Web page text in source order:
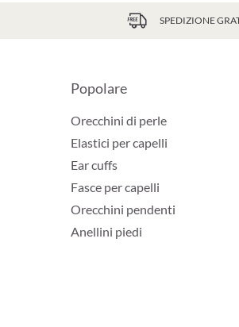
SPEDIZIONE
Popolare
Orecchini di perle
Elastici per capelli
Ear cuffs
Fasce per capelli
Orecchini pendenti
Anellini piedi